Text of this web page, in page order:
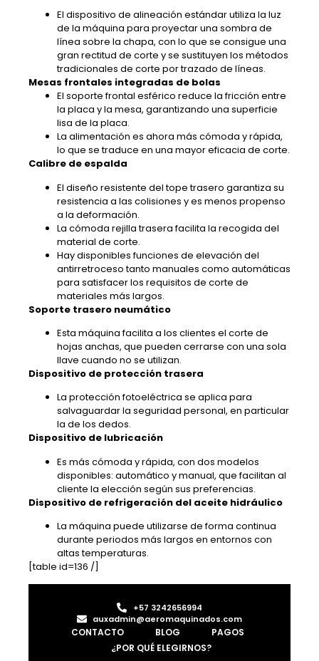
El dispositivo de alineación estándar utiliza la luz
de la máquina para proyectar una sombra de
línea sobre la chapa, con lo que se consigue una
gran rectitud de corte y se sustituyen los métodos
tradicionales de corte por trazado de líneas.
Mesas frontales integradas de bolas
El soporte frontal esférico reduce la fricción entre
la placa y la mesa, garantizando una superficie
lisa de la placa.
La alimentación es ahora más cómoda y rápida,
lo que se traduce en una mayor eficacia de corte.
Calibre de espalda
El diseño resistente del tope trasero garantiza su
resistencia a las colisiones y es menos propenso
a la deformación.
La cómoda rejilla trasera facilita la recogida del
material de corte.
Hay disponibles funciones de elevación del
antirretroceso tanto manuales como automáticas
para satisfacer los requisitos de corte de
materiales más largos.
Soporte trasero neumático
Esta máquina facilita a los clientes el corte de
hojas anchas, que pueden cerrarse con una sola
llave cuando no se utilizan.
Dispositivo de protección trasera
La protección fotoeléctrica se aplica para
salvaguardar la seguridad personal, en particular
la de los dedos.
Dispositivo de lubricación
Es más cómoda y rápida, con dos modelos
disponibles: automático y manual, que facilitan al
cliente la elección según sus preferencias.
Dispositivo de refrigeración del aceite hidráulico
La máquina puede utilizarse de forma continua
durante periodos más largos en entornos con
altas temperaturas.
[table id=136 /]